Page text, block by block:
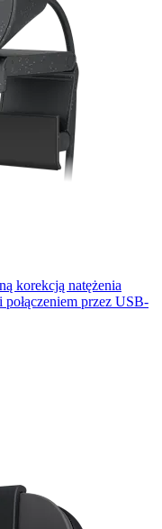
korekcją natężenia
przez USB-